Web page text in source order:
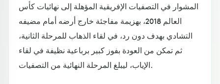
المشوار في التصفيات الإفريقية المؤهلة إلى نهائيات كأس
العالم 2018، بهزيمة مفاجئة خارج أرضه أمام مضيفه
التشادي بهدف دون رد، في لقاء الذهاب للمرحلة الثانية،
ثم تمكن من العودة بفوز كبير برباعية نظيفة في لقاء
الإياب، ليبلغ المرحلة النهائية من التصفيات.